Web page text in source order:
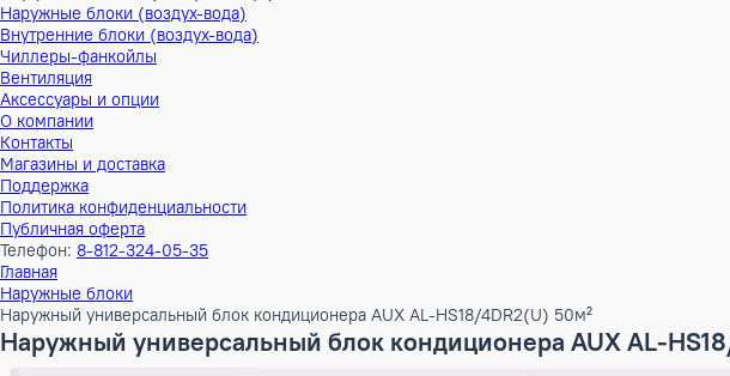
Наружные блоки (воздух-воздух)
Внутренние блоки (воздух-воздух)
Наружные блоки (воздух-вода)
Внутренние блоки (воздух-вода)
Чиллеры-фанкойлы
Вентиляция
Аксессуары и опции
О компании
Контакты
Магазины и доставка
Поддержка
Политика конфиденциальности
Публичная оферта
Телефон:8-812-324-05-35
Главная